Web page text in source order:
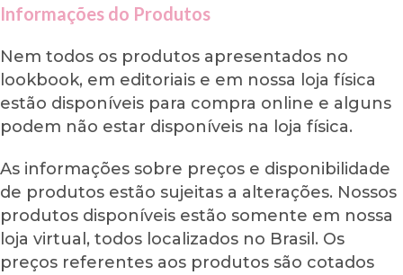
Informações do Produtos
Nem todos os produtos apresentados no
lookbook, em editoriais e em nossa loja física
estão disponíveis para compra online e alguns
podem não estar disponíveis na loja física.
As informações sobre preços e disponibilidade
de produtos estão sujeitas a alterações. Nossos
produtos disponíveis estão somente em nossa
loja virtual, todos localizados no Brasil. Os
preços referentes aos produtos são cotados